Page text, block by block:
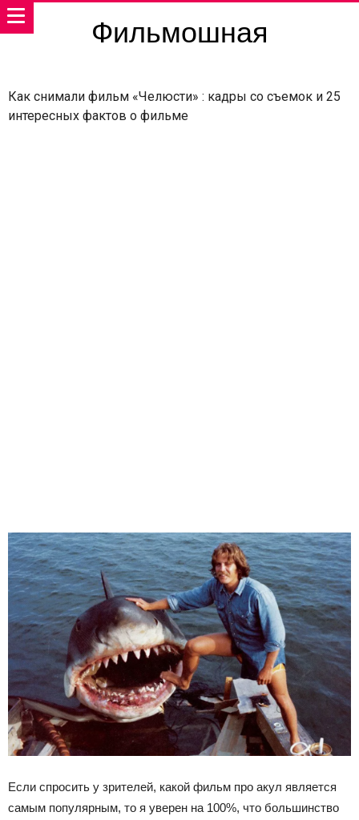
Фильмошная
Как снимали фильм «Челюсти» : кадры со съемок и 25
интересных фактов о фильме
Если спросить у зрителей, какой фильм про акул является
самым популярным, то я уверен на 100%, что большинство